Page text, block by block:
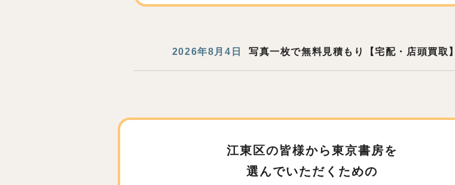
2026年8月4日 写真一枚で無料見積もり【宅配・店頭買取】
江東区の皆様から東京書房を
選んでいただくための